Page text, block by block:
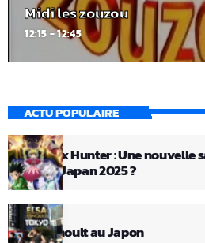
Midi les zouzou
12:15 - 12:45
ACTU POPULAIRE
Hunter x Hunter : Une nouvelle
Anime Japan 2025 ?
Elsa Esnoult au Japon